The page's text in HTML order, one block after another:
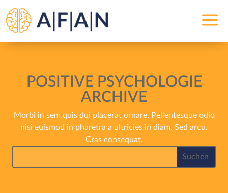
a
POSITIVE PSYCHOLOGIE
ARCHIVE
Morbi in sem quis dui placerat ornare. Pellentesque odio
nisi euismod in pharetra a ultricies in diam. Sed arcu.
Cras consequat.